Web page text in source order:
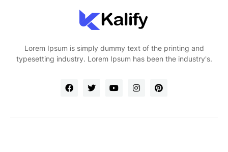
Lorem Ipsum is simply dummy text of the printing and
typesetting industry. Lorem Ipsum has been the industry's.